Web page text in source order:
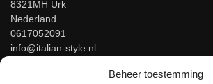
Beheer toestemming
8321MH Urk
Nederland
0617052091
info@italian-style.nl
BTW: NL866816483B01